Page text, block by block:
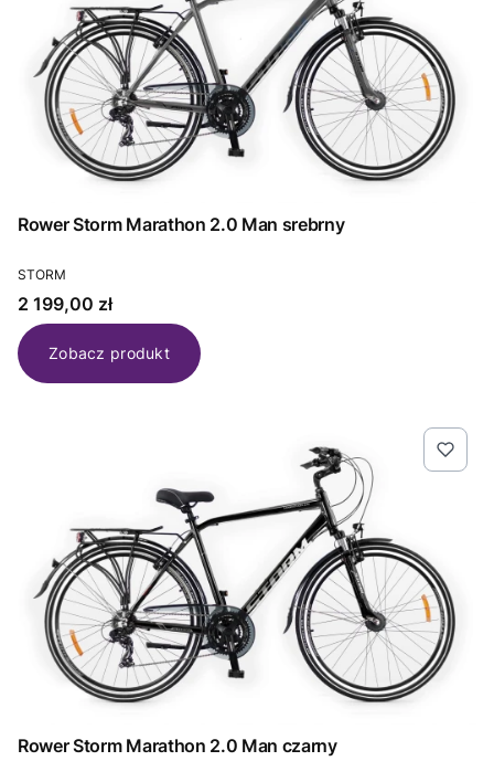
Rower Storm Marathon 2.0 Man srebrny
PRODUCENT
STORM
Cena
2 199,00 zł
Zobacz produkt
Rower Storm Marathon 2.0 Man czarny